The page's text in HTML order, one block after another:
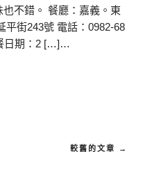
不錯。 餐廳：嘉義。東
平街243號 電話：0982-68
日期：2 […]…
較舊的文章 →